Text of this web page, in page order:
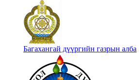
Багахангай дүүргийн газрын алба